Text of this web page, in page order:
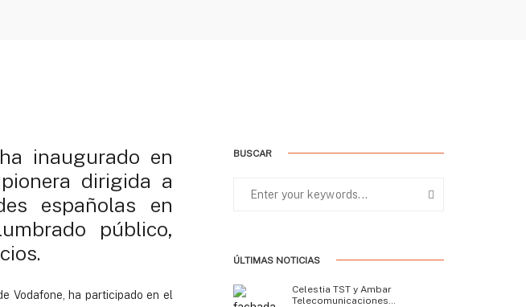
inaugurado en
dirigida a
españolas en
público,
Vodafone, ha participado en el
BUSCAR
ÚLTIMAS NOTICIAS
Celestia TST y Ambar
Telecomunicaciones…